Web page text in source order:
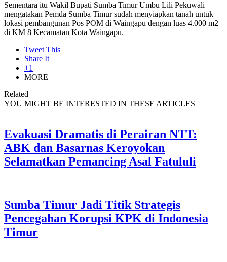
Sementara itu Wakil Bupati Sumba Timur Umbu Lili Pekuwali
mengatakan Pemda Sumba Timur sudah menyiapkan tanah untuk
lokasi pembangunan Pos POM di Waingapu dengan luas 4.000 m2
di KM 8 Kecamatan Kota Waingapu.
Tweet This
Share It
+1
MORE
Related
YOU MIGHT BE INTERESTED IN THESE ARTICLES
Evakuasi Dramatis di Perairan NTT:
ABK dan Basarnas Keroyokan
Selamatkan Pemancing Asal Fatululi
Sumba Timur Jadi Titik Strategis
Pencegahan Korupsi KPK di Indonesia
Timur